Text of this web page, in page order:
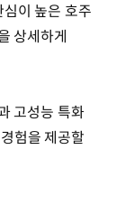
심이 높은 호주
상세하게
고성능 특화
험을 제공할